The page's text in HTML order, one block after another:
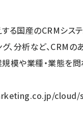
る国産のCRMシステ
グ、分析など、CRM
模や業種・業態を
cloud/